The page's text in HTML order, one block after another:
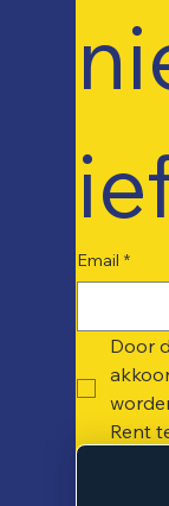
Email *
Door